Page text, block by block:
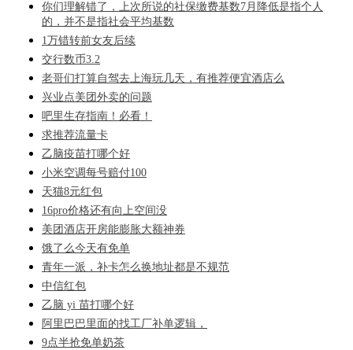
你们理解错了，上次所说的社保缴费基数7月降低是指个人
的，并不是指社会平均基数
1万错转前女友后续
交行数币3.2
老哥们打算自驾去上海玩几天，有推荐便宜酒店么
兴业点美团外卖的问题
吧里生存指南！必看！
求推荐流量卡
乙脑疫苗打哪个好
小米空调每号赔付100
天猫8元红包
16pro价格还有向上空间没
美团酒店开房能膨胀大额神券
饿了么今天有免单
青年一派，补卡怎么换地址都是不规范
中信红包
乙脑 yi 苗打哪个好
阿里巴巴里面的找工厂补单逻辑，
9点半抢免单奶茶